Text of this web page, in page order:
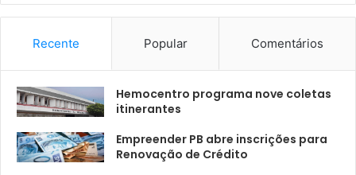
Recente Popular Comentários
Hemocentro programa nove coletas
itinerantes
Empreender PB abre inscrições para
Renovação de Crédito